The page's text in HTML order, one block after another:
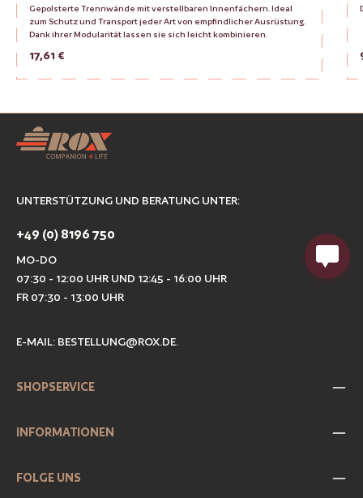
Gepolsterte Trennwände mit verstellbaren Innenfächern. Ideal
zum Schutz und Transport jeder Art von empfindlicher Ausrüstung.
Dank ihrer Modularität lassen sie sich leicht kombinieren.
Regulärer Preis:
17,61 €
UNTERSTÜTZUNG UND BERATUNG UNTER:
+49 (0) 8196 750
MO-DO
07:30 - 12:00 UHR UND 12:45 - 16:00 UHR
FR 07:30 - 13:00 UHR
E-MAIL: BESTELLUNG@ROX.DE.
SHOPSERVICE
INFORMATIONEN
FOLGE UNS